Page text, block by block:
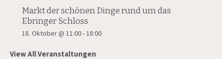
Markt der schönen Dinge rund um das
Ebringer Schloss
18. Oktober @ 11:00-18:00
View All Veranstaltungen